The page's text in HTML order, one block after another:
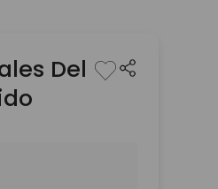
Del